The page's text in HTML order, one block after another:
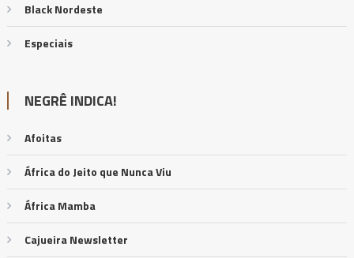
Black Nordeste
Especiais
NEGRÊ INDICA!
Afoitas
África do Jeito que Nunca Viu
África Mamba
Cajueira Newsletter